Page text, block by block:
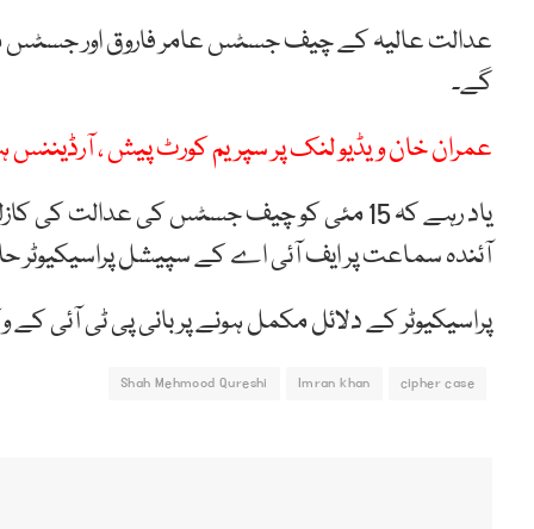
گے۔
عمران خان ویڈیو لنک پر سپریم کورٹ پیش ، آرڈیننس
یاد رہے کہ 15 مئی کو چیف جسٹس کی
آئندہ سماعت پر ایف آئی اے کے سپیشل
پراسیکیوٹر کے دلائل مکمل ہونے پر بانی پی ٹی آئی
cipher case
Imran khan
Shah Mehmood Qureshi